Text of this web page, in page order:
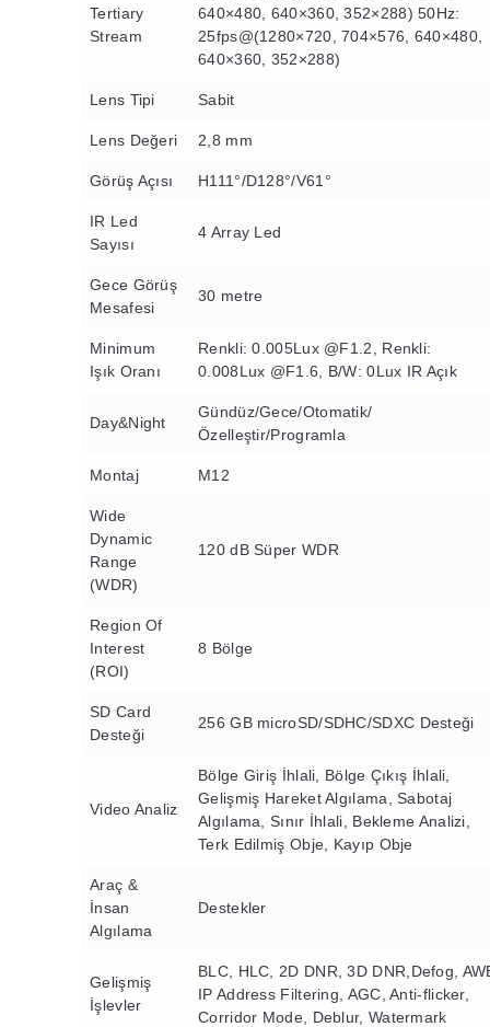
Tertiary
Stream
640×480, 640×360, 352×288) 50Hz:
25fps@(1280×720, 704×576, 640×480,
640×360, 352×288)
Lens Tipi Sabit
Lens Değeri 2,8 mm
Görüş Açısı H111°/D128°/V61°
IR Led
Sayısı
4 Array Led
Gece Görüş
Mesafesi
30 metre
Minimum
Işık Oranı
Renkli: 0.005Lux @F1.2, Renkli:
0.008Lux @F1.6, B/W: 0Lux IR Açık
Day&Night
Gündüz/Gece/Otomatik/
Özelleştir/Programla
Montaj M12
Wide
Dynamic
Range
(WDR)
120 dB Süper WDR
Region Of
Interest
(ROI)
8 Bölge
SD Card
Desteği
256 GB microSD/SDHC/SDXC Desteği
Video Analiz
Bölge Giriş İhlali, Bölge Çıkış İhlali,
Gelişmiş Hareket Algılama, Sabotaj
Algılama, Sınır İhlali, Bekleme Analizi,
Terk Edilmiş Obje, Kayıp Obje
Araç &
İnsan
Algılama
Destekler
Gelişmiş
İşlevler
BLC, HLC, 2D DNR, 3D DNR,Defog,
IP Address Filtering, AGC, Anti-flicker,
Corridor Mode, Deblur, Watermark